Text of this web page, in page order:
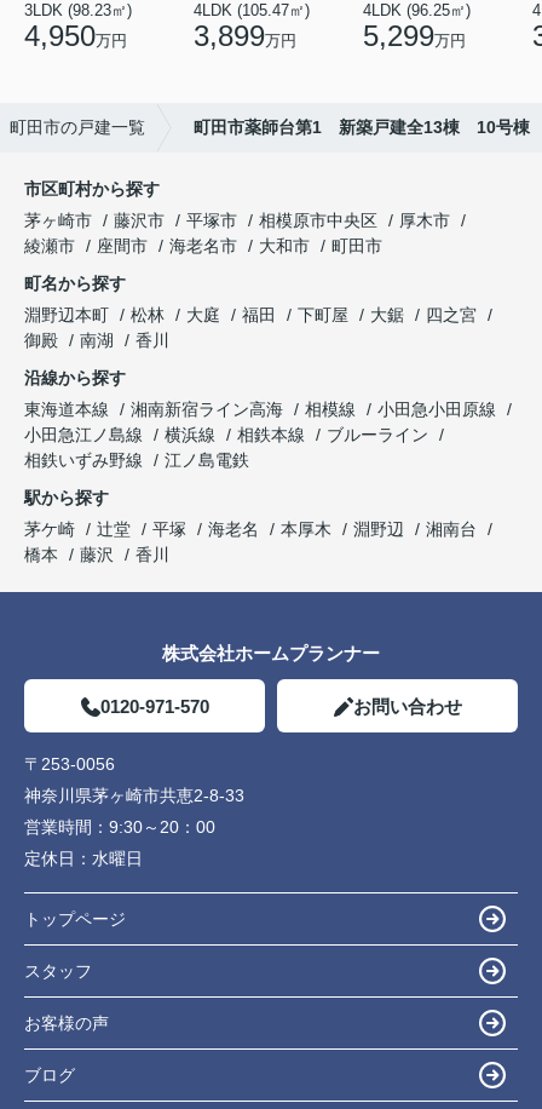
3LDK (98.23㎡)
4,950万円
4LDK (105.47㎡)
3,899万円
4LDK (96.25㎡)
5,299万円
町田市の戸建一覧 町田市薬師台第1 新築戸建全13棟 10号棟
市区町村から探す
茅ヶ崎市
藤沢市 平塚市 相模原市中央区
厚木市
綾瀬市
座間市 海老名市 大和市
町田市
町名から探す
淵野辺本町
松林 大庭 福田 下町屋 大鋸
四之宮
御殿
南湖
香川
沿線から探す
東海道本線
湘南新宿ライン高海 相模線
小田急小田原線
小田急江ノ島線
横浜線 相鉄本線
ブルーライン
相鉄いずみ野線
江ノ島電鉄
駅から探す
茅ケ崎
辻堂 平塚 海老名 本厚木 淵野辺
湘南台
橋本
藤沢 香川
株式会社ホームプランナー
0120-971-570 お問い合わせ
〒253-0056
神奈川県茅ヶ崎市共恵2-8-33
営業時間： 9:30～20：00
定休日： 水曜日
トップページ
スタッフ
お客様の声
ブログ